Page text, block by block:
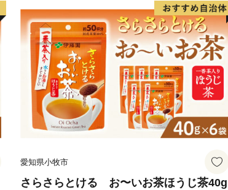
愛知県小牧市
さらさらとける お〜いお茶ほうじ茶40g